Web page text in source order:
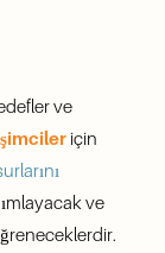
ve
için
tanımlayacak ve